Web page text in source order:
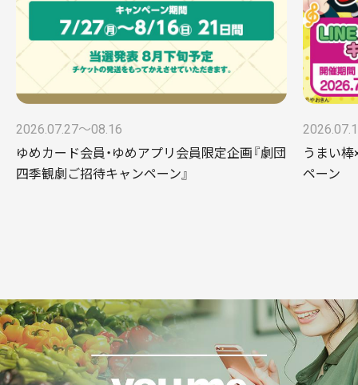
2026.07.27〜08.16
ゆめカード会員・ゆめアプリ会員限定企画『劇団
四季観劇ご招待キャンペーン』
うまい棒
ペーン